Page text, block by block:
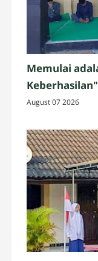
Memulai
Jumat oleh
August 07 2026